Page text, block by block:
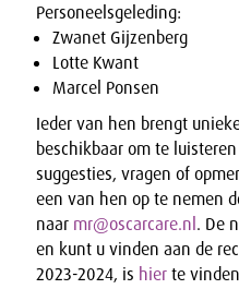
Personeelsgeleding:
Zwanet Gijzenberg
Lotte Kwant
Marcel Ponsen
Ieder van hen brengt
beschikbaar om te
suggesties, vragen of
een van hen op te nemen
naar mr@oscarcare.nl. De
en kunt u vinden aan de
2023-2024, is hierte